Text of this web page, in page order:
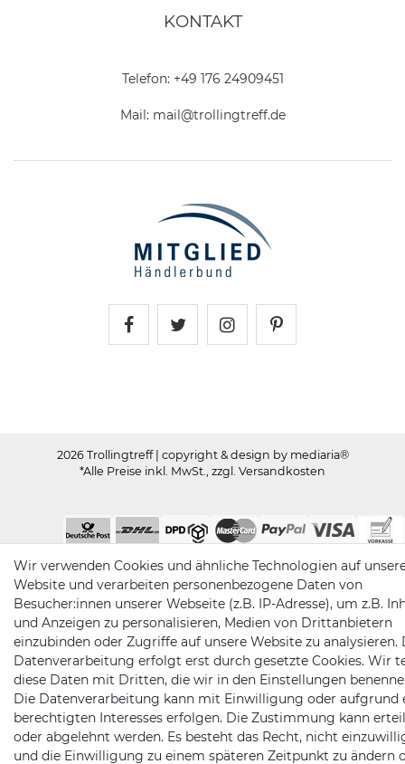
KONTAKT
Telefon: +49 176 24909451
Mail: mail@trollingtreff.de
2026 Trollingtreff | copyright & design by mediaria®
*Alle Preise inkl. MwSt., zzgl. Versandkosten
Wir verwenden Cookies und ähnliche Technologien auf
Website und verarbeiten personenbezogene Daten von
Besucher:innen unserer Webseite (z.B. IP-Adresse), um z.B.
und Anzeigen zu personalisieren, Medien von Drittanbietern
einzubinden oder Zugriffe auf unsere Website zu analysieren.
Datenverarbeitung erfolgt erst durch gesetzte Cookies. Wir
diese Daten mit Dritten, die wir in den Einstellungen
Die Datenverarbeitung kann mit Einwilligung oder aufgrund
berechtigten Interesses erfolgen. Die Zustimmung kann
oder abgelehnt werden. Es besteht das Recht, nicht
und die Einwilligung zu einem späteren Zeitpunkt zu ändern